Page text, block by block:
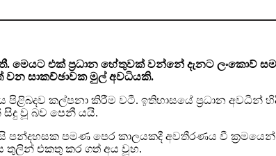
එක් ප‍්‍රධාන හේතුවක් වන්නේ දැනට ලංකාෙව්
වන සාකච්ඡාවක මුල් අවධියකි.
කල්පනා කිරීම වටී. ඉතිහාසයේ ප‍්‍රධාන
වූ බව පෙනී යයි.
පන්දහසක පමණ පෙර කාලයකදී අවතීරණය වී
තුලින් එකතු කර ගත් අය වූහ.